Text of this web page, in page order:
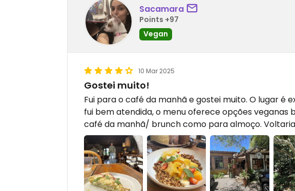
Sacamara
Points +97
Vegan
10 Mar 2025
Gostei muito!
Fui para o café da manhã e gostei muito. O lugar é
fui bem atendida, o menu oferece opções veganas
café da manhã/ brunch como para almoço.